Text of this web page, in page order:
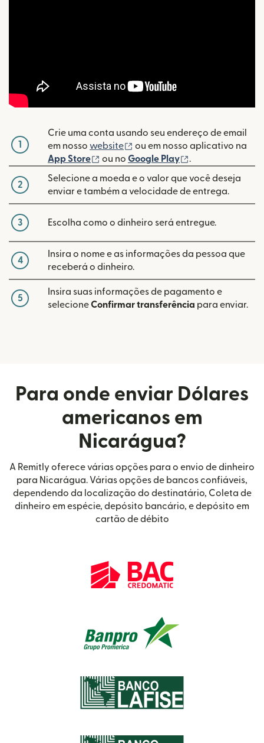
1
Crie uma conta usando seu endereço de email
em nosso website (abre em uma nova janela)
ou em nosso aplicativo na
App Store
(abre em uma nova janela)
ou no Google Play .
2
Selecione a moeda e o valor que você deseja
enviar e também a velocidade de entrega.
3 Escolha como o dinheiro será entregue.
4
Insira o nome e as informações da pessoa que
receberá o dinheiro.
5
Insira suas informações de pagamento e
selecioneConfirmar transferência para enviar.
Para onde enviar Dólares
americanos em
Nicarágua?
A Remitly oferece várias opções para o envio de dinheiro
para Nicarágua. Várias opções de bancos confiáveis,
dependendo da localização do destinatário, Coleta de
dinheiro em espécie, depósito bancário, e depósito em
cartão de débito